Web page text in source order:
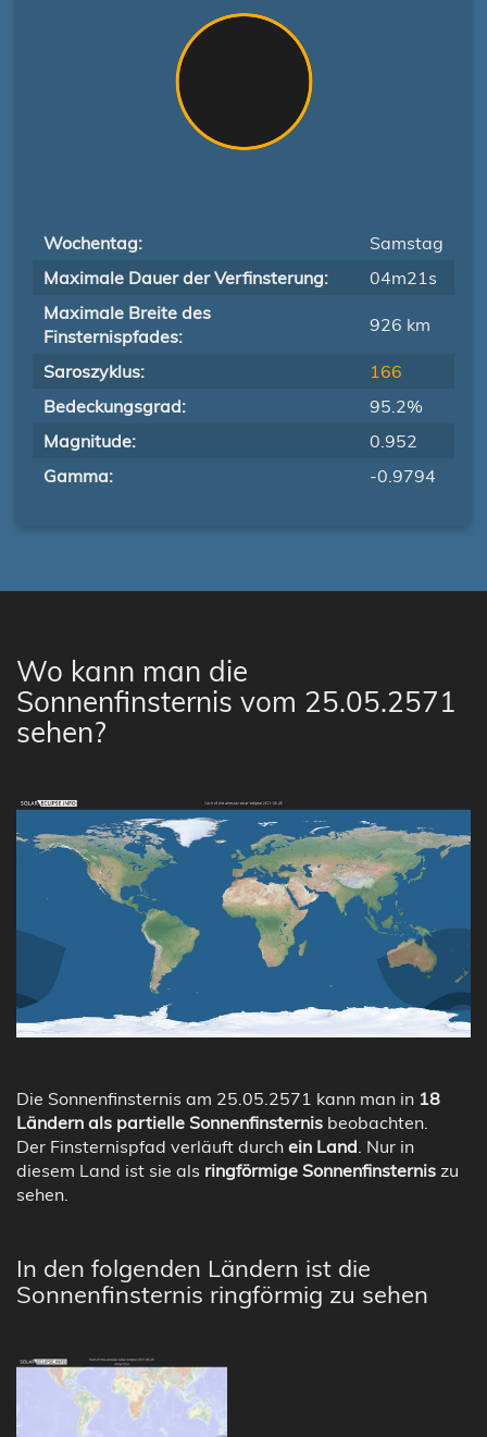
Wochentag:
Samstag
Maximale Dauer der Verfinsterung:
04m21s
Maximale Breite des
Finsternispfades:
926 km
Saroszyklus:
166
Bedeckungsgrad:
95.2%
Magnitude:
0.952
Gamma:
-0.9794
Wo kann man die
Sonnenfinsternis vom 25.05.2571
sehen?
Die Sonnenfinsternis am 25.05.2571 kann man in 18
Ländern als partielle Sonnenfinsternis beobachten.
Der Finsternispfad verläuft durch ein Land . Nur in
diesem Land ist sie als ringförmige Sonnenfinsternis zu
sehen.
In den folgenden Ländern ist die
Sonnenfinsternis ringförmig zu sehen